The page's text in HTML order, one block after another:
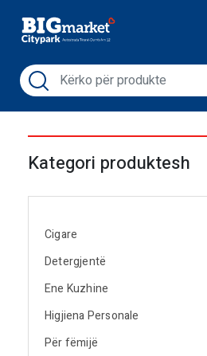
Kategori produktesh
Cigare
Detergjentë
Ene Kuzhine
Higjiena Personale
Për fëmijë